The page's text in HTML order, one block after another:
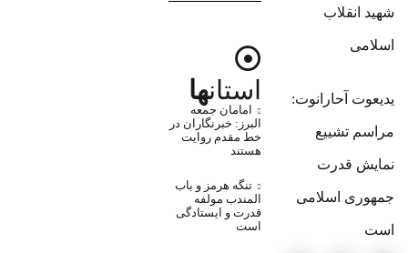
شهید انقلاب
اسلامی
یدیعوت آحارانوت:
مراسم تشییع
نمایش قدرت
جمهوری اسلامی
است
استانها
امامان جمعه
البرز: خبرنگاران در
خط مقدم روایت
هستند
تنگه‌ هرمز و باب
المندب مولفه
قدرت و ایستادگی
است